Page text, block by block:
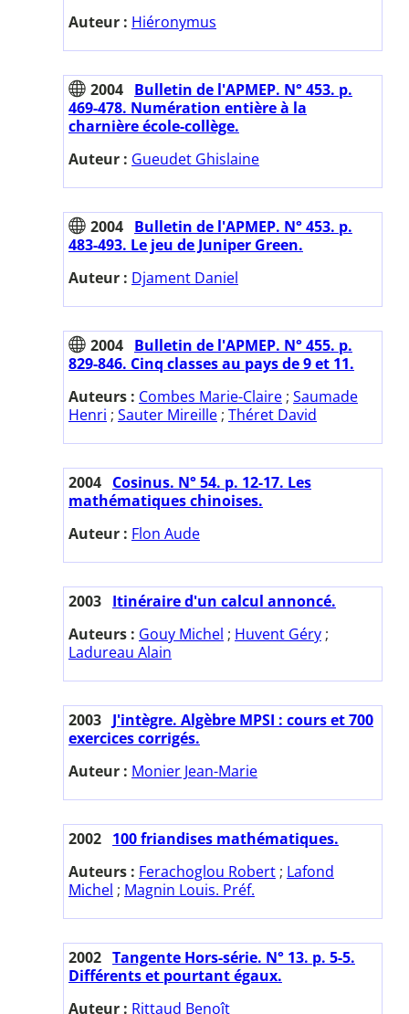
Auteur : Hiéronymus
2004 Bulletin de l'APMEP. N° 453. p.
469-478. Numération entière à la
charnière école-collège.
Auteur : Gueudet Ghislaine
2004 Bulletin de l'APMEP. N° 453. p.
483-493. Le jeu de Juniper Green.
Auteur : Djament Daniel
2004 Bulletin de l'APMEP. N° 455. p.
829-846. Cinq classes au pays de 9 et 11.
Auteurs : Combes Marie-Claire ; Saumade
Henri ; Sauter Mireille ; Théret David
2004 Cosinus. N° 54. p. 12-17. Les
mathématiques chinoises.
Auteur : Flon Aude
2003 Itinéraire d'un calcul annoncé.
Auteurs : Gouy Michel ; Huvent Géry ;
Ladureau Alain
2003 J'intègre. Algèbre MPSI : cours et 700
exercices corrigés.
Auteur : Monier Jean-Marie
2002 100 friandises mathématiques.
Auteurs : Ferachoglou Robert ; Lafond
Michel ; Magnin Louis. Préf.
2002 Tangente Hors-série. N° 13. p. 5-5.
Différents et pourtant égaux.
Auteur : Rittaud Benoît